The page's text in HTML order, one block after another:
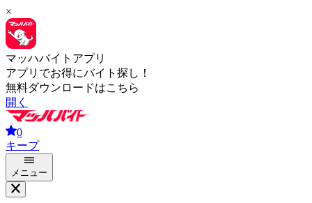
×
マッハバイトアプリ
アプリでお得にバイト探し！
無料ダウンロードはこちら
開く
0
キープ
メニュー